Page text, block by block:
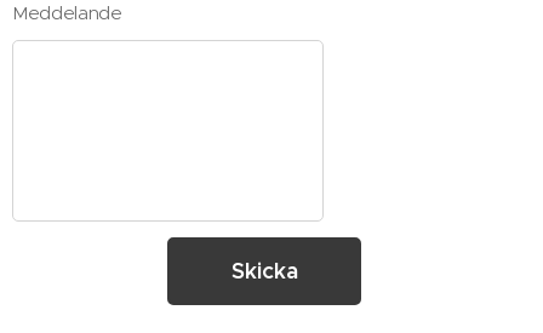
Meddelande
Skicka